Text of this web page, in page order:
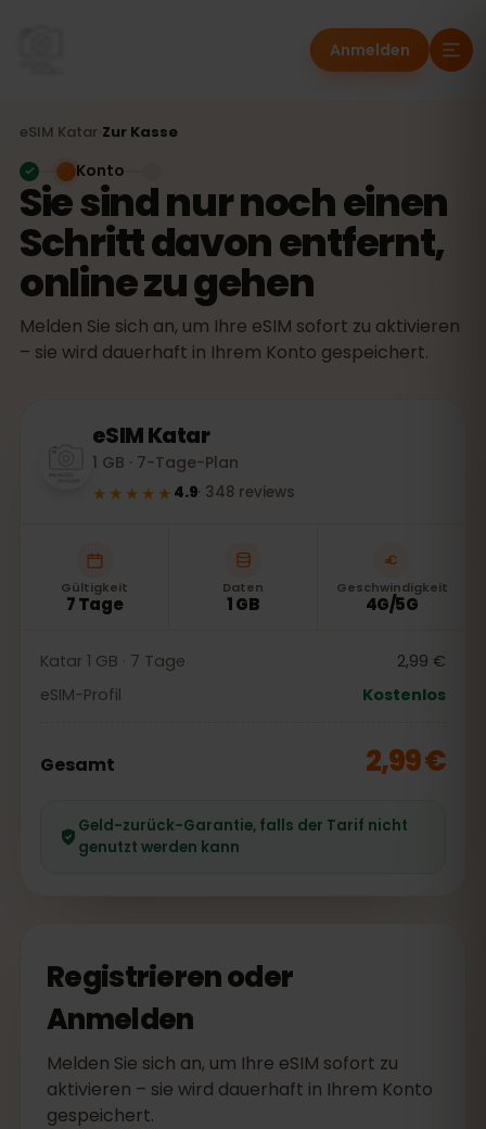
Anmelden
eSIM Katar Zur Kasse
Sie sind nur noch einen
Schritt davon entfernt,
online zu gehen
Melden Sie sich an, um Ihre eSIM sofort zu aktivieren
– sie wird dauerhaft in Ihrem Konto gespeichert.
Konto
eSIMKatar
1 GB · 7-Tage-Plan
★★★★★ 4.9· 348 reviews
Gültigkeit
7 Tage
Daten
1 GB
Geschwindigkeit
4G/5G
Katar 1 GB · 7 Tage
2,99 €
eSIM-Profil
Kostenlos
Gesamt 2,99 €
Geld-zurück-Garantie, falls der Tarif nicht
genutzt werden kann
Registrieren oder
Anmelden
Melden Sie sich an, um Ihre eSIM sofort zu
aktivieren – sie wird dauerhaft in Ihrem Konto
gespeichert.